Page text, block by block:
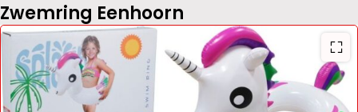
Zwemring Eenhoorn